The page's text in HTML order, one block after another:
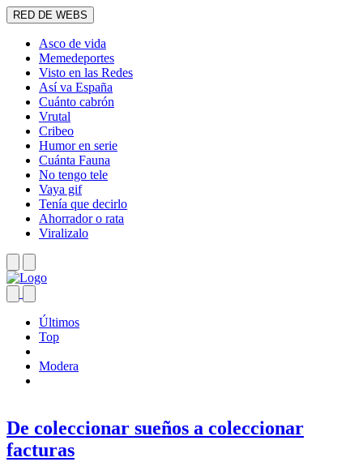
RED DE WEBS
Asco de vida
Memedeportes
Visto en las Redes
Así va España
Cuánto cabrón
Vrutal
Cribeo
Humor en serie
Cuánta Fauna
No tengo tele
Vaya gif
Tenía que decirlo
Ahorrador o rata
Viralizalo
Últimos
Top
Modera
De coleccionar sueños a coleccionar
facturas